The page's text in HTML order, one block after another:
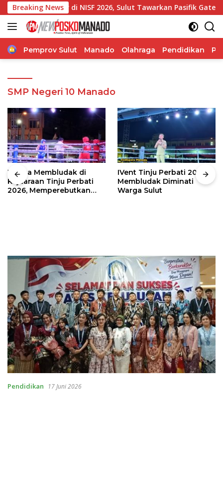
Langsung
ke
konten
Breaking Newsdi NISF 2026, Sulut Tawarkan Pasifik Gateway dan
Home
Pemprov Sulut Manado Olahraga Pendidikan
SMP Negeri 10 Manado
Warga Membludak di
Kejuaraan Tinju Perbati
2026, Memperebutkan
IVent Tinju Perbati 2026
Membludak Diminati
Warga Sulut
Pendidikan 17 Juni 2026